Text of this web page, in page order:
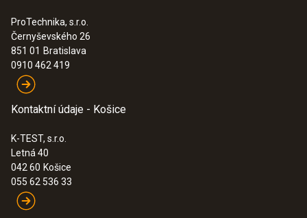
0,01 °C (-40,00 do -10,00 °C
Doba odezvy
60 s
ProTechnika, s.r.o.
Černyševského 26
851 01 Bratislava
0910 462 419
Kontaktní údaje - Košice
K-TEST, s.r.o.
Letná 40
042 60 Košice
055 62 536 33